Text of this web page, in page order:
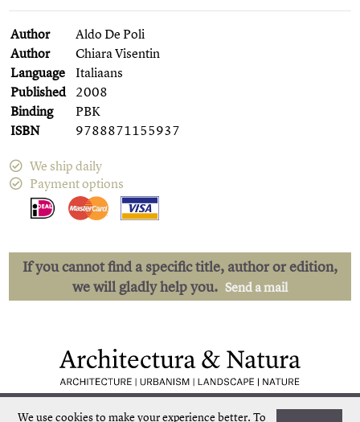
We use cookies to make your experience better. To
Author
Aldo De Poli
Author
Chiara Visentin
Language
Italiaans
Published 2008
Binding
PBK
ISBN
9788871155937
We ship daily
Payment options
If you cannot find a specific title, author or edition,
we will gladly help you. Send a mail
Quick delivery